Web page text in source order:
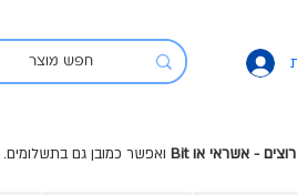
ואפשר כמובן גם